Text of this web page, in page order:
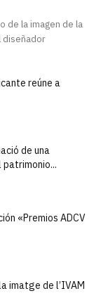
de la imagen de la
diseñador
reúne a
de una
«Premios ADCV
imatge de l’IVAM